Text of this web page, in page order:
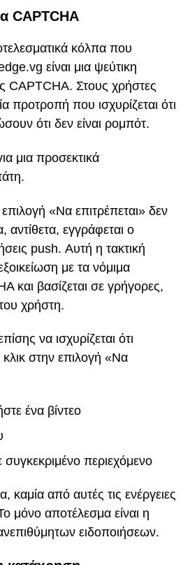
CAPTCHA
κόλπα που
είναι μια ψεύτικη
CAPTCHA. Στους χρήστες
προτροπή που ισχυρίζεται ότι
ότι δεν είναι ρομπότ.
μια προσεκτικά
«Να επιτρέπεται» δεν
αντίθετα, εγγράφεται ο
push. Αυτή η τακτική
με τα νόμιμα
και βασίζεται σε γρήγορες,
χρήστη.
να ισχυρίζεται ότι
κλικ στην επιλογή «Να
ένα βίντεο
περιεχόμενο
καμία από αυτές τις ενέργειες
μόνο αποτέλεσμα είναι η
ειδοποιήσεων.